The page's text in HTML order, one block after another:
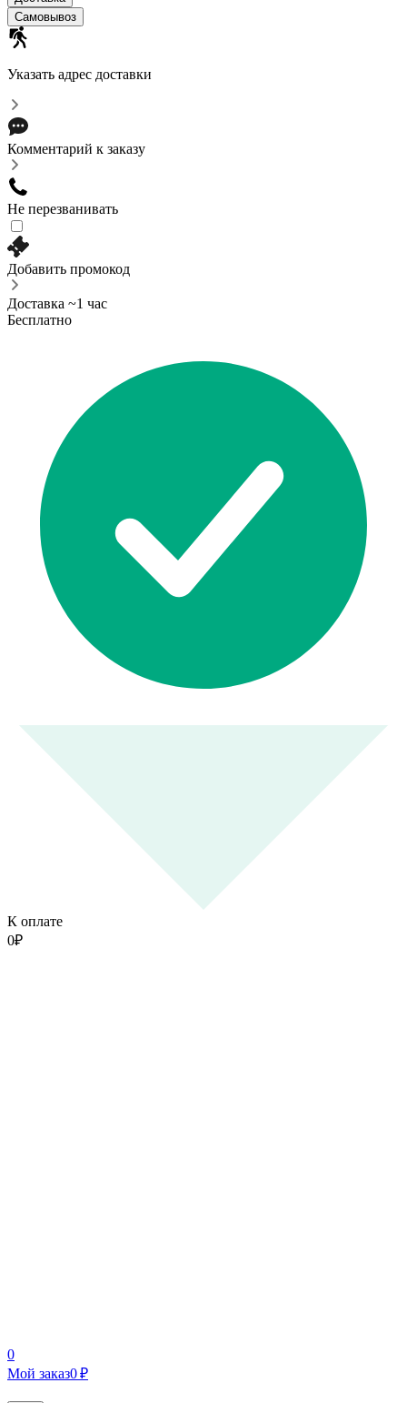
Самовывоз
Указать адрес доставки
Комментарий к заказу
Не перезванивать
Добавить промокод
Доставка ~1 час
Бесплатно
К оплате
0₽
0
Мой заказ0 ₽